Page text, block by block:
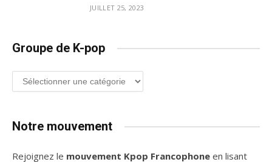
JUILLET 25, 2023
Groupe de K-pop
Groupe
de
Notre mouvement
Rejoignez le mouvement Kpop Francophone en lisant